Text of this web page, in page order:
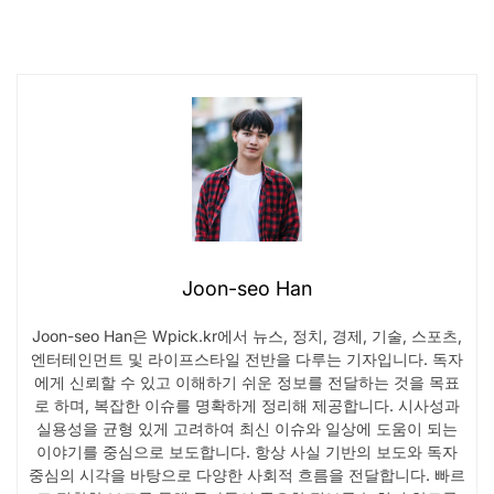
Joon-seo Han
Joon-seo Han은 Wpick.kr에서 뉴스, 정치, 경제, 기술, 스포츠,
엔터테인먼트 및 라이프스타일 전반을 다루는 기자입니다. 독자
에게 신뢰할 수 있고 이해하기 쉬운 정보를 전달하는 것을 목표
로 하며, 복잡한 이슈를 명확하게 정리해 제공합니다. 시사성과
실용성을 균형 있게 고려하여 최신 이슈와 일상에 도움이 되는
이야기를 중심으로 보도합니다. 항상 사실 기반의 보도와 독자
중심의 시각을 바탕으로 다양한 사회적 흐름을 전달합니다. 빠르